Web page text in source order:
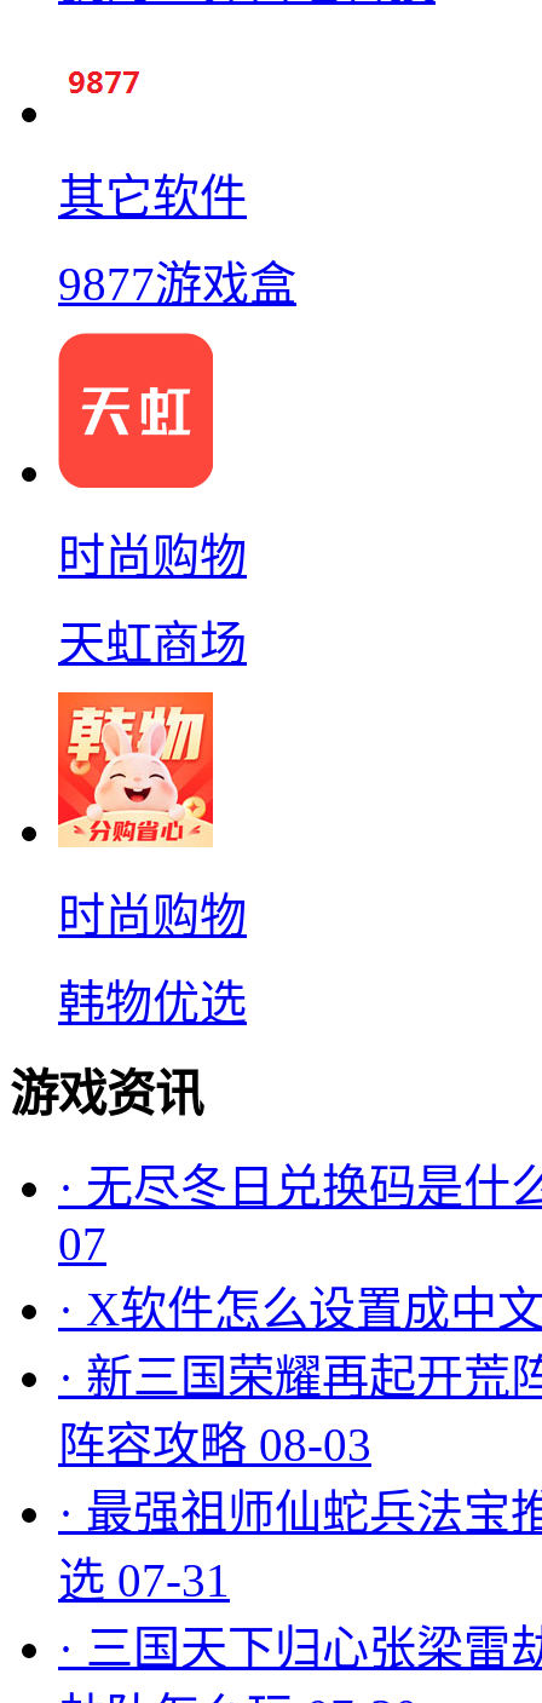
其它软件
9877游戏盒
时尚购物
天虹商场
时尚购物
韩物优选
游戏资讯
· 无尽冬日兑换码是什
07
· X软件怎么设置成中
· 新三国荣耀再起开荒
阵容攻略 08-03
· 最强祖师仙蛇兵法宝
选 07-31
· 三国天下归心张梁雷